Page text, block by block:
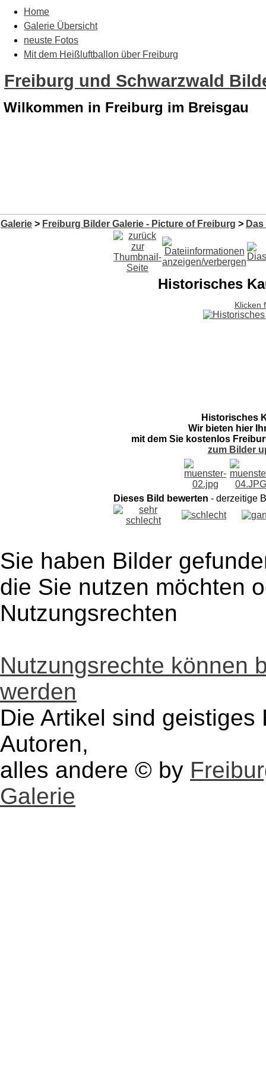
Home
Galerie Übersicht
neuste Fotos
Mit dem Heißluftballon über Freiburg
Freiburg und Schwarzwald
Wilkommen in Freiburg im Breisgau
Galerie > Freiburg Bilder Galerie - Picture of Freiburg >
Historisches
Klicken
Historisches
Wir bieten hier
mit dem Sie kostenlos
zum Bilder
Dieses Bild bewerten - derzeitige
Sie haben Bilder
die Sie nutzen möchten
Nutzungsrechten
Nutzungsrechte können
werden
Die Artikel sind
Autoren,
alles andere © by
Galerie